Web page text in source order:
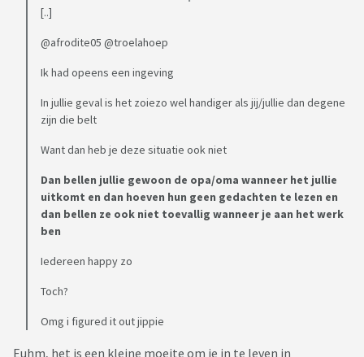
[..]
@afrodite05 @troelahoep
Ik had opeens een ingeving
In jullie geval is het zoiezo wel handiger als jij/jullie dan degene
zijn die belt
Want dan heb je deze situatie ook niet
Dan bellen jullie gewoon de opa/oma wanneer het jullie
uitkomt en dan hoeven hun geen gedachten te lezen en
dan bellen ze ook niet toevallig wanneer je aan het werk
ben
Iedereen happy zo
Toch?
Omg i figured it out jippie
Euhm, het is een kleine moeite om je in te leven in